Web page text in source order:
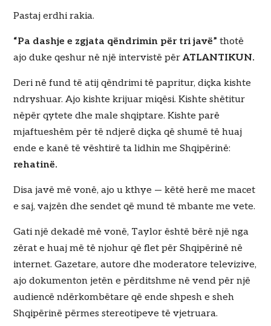
Pastaj erdhi rakia.
“Pa dashje e zgjata qëndrimin për tri javë” thotë
ajo duke qeshur në një intervistë përATLANTIKUN.
Deri në fund të atij qëndrimi të papritur, diçka kishte
ndryshuar. Ajo kishte krijuar miqësi. Kishte shëtitur
nëpër qytete dhe male shqiptare. Kishte parë
mjaftueshëm për të ndjerë diçka që shumë të huaj
ende e kanë të vështirë ta lidhin me Shqipërinë:
rehatinë.
Disa javë më vonë, ajo u kthye — këtë herë me macet
e saj, vajzën dhe sendet që mund të mbante me vete.
Gati një dekadë më vonë, Taylor është bërë një nga
zërat e huaj më të njohur që flet për Shqipërinë në
internet. Gazetare, autore dhe moderatore televizive,
ajo dokumenton jetën e përditshme në vend për një
audiencë ndërkombëtare që ende shpesh e sheh
Shqipërinë përmes stereotipeve të vjetruara.